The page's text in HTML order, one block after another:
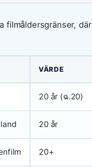
filmåldersgränser,
VÄRDE
20 år (ฉ.20)
20 år
20+